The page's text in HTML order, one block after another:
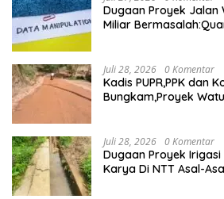
Dugaan Proyek Jalan
Miliar
Juli 28, 2026 0 Komentar
Kadis PUPR,PPK dan
Bungkam,Proyek Watu
Juli 28, 2026 0 Komentar
Dugaan Proyek Irigasi
Karya Di NTT Asal-